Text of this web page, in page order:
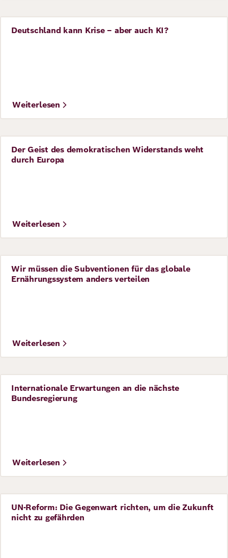
Perspective
Deutschland kann Krise – aber auch KI?
Weiterlesen
Perspective
Der Geist des demokratischen Widerstands weht
durch Europa
Weiterlesen
Perspective
Wir müssen die Subventionen für das globale
Ernährungssystem anders verteilen
Weiterlesen
Perspective
Internationale Erwartungen an die nächste
Bundesregierung
Weiterlesen
Perspective
UN-Reform: Die Gegenwart richten, um die Zukunft
nicht zu gefährden